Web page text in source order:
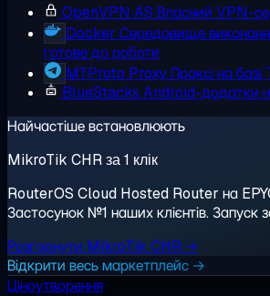
OpenVPN AS Власний VPN-
Docker Середовище
готове до роботи
MTProto Proxy Проксі на
BlueStacks Android-додатки
Найчастіше встановлюють
MikroTik CHR за 1 клік
RouterOS Cloud Hosted Router на
Застосунок №1 наших клієнтів. Запуск
Розгорнути MikroTik CHR →
Відкрити весь маркетплейс →
Ціноутворення